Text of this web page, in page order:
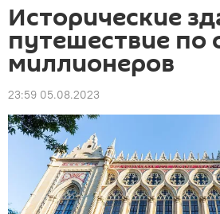
Исторические
путешествие по
миллионеров
23:59 05.08.2023